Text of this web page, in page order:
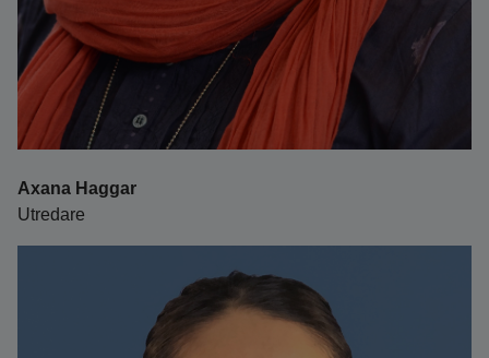
Axana Haggar
Utredare